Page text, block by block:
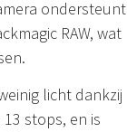
ondersteunt
RAW, wat
licht dankzij
stops, en is